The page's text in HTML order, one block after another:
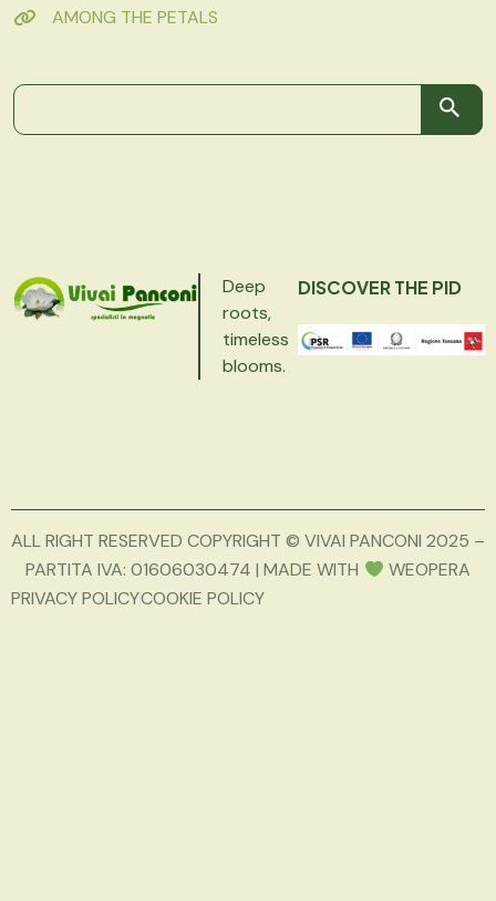
AMONG THE PETALS
Deep
roots,
timeless
blooms.
DISCOVER THE PID
ALL RIGHT RESERVED COPYRIGHT © VIVAI PANCONI 2025 –
PARTITA IVA: 01606030474 | MADE WITH
WEOPERA
PRIVACY POLICYCOOKIE POLICY